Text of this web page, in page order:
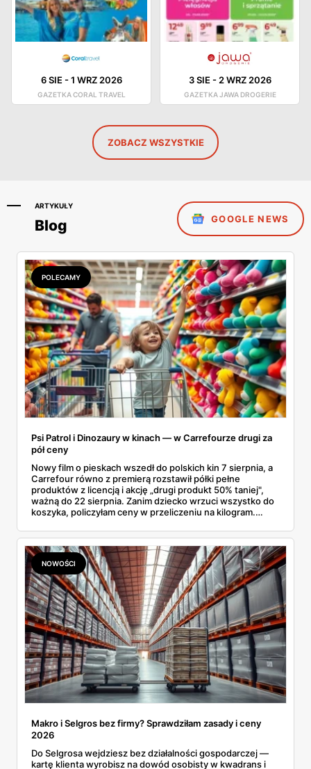
6 SIE -1 WRZ 2026
GAZETKA CORAL TRAVEL
3 SIE - 2 WRZ 2026
GAZETKA JAWA DROGERIE
ZOBACZ WSZYSTKIE
ARTYKUŁY
Blog GOOGLE NEWS
POLECAMY
Psi Patrol i Dinozaury w kinach — w Carrefourze drugi za
pół ceny
Nowy film o pieskach wszedł do polskich kin 7 sierpnia, a
Carrefour równo z premierą rozstawił półki pełne
produktów z licencją i akcję „drugi produkt 50% taniej",
ważną do 22 sierpnia. Zanim dziecko wrzuci wszystko do
koszyka, policzyłam ceny w przeliczeniu na kilogram.
prawie 140 zł za kilogram, ale lody do mrożenia i rurki
waflowe bronią się nawet bez rabatu.
NOWOŚCI
Makro i Selgros bez firmy? Sprawdziłam zasady i ceny
2026
Do Selgrosa wejdziesz bez działalności gospodarczej —
kartę klienta wyrobisz na dowód osobisty w kwadrans i